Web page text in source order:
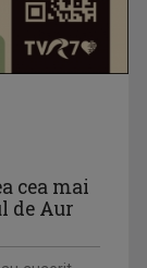
cea mai
Aur